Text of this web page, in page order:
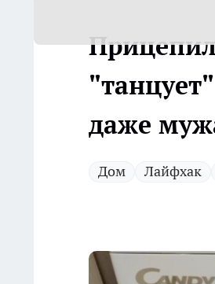
даже
Дом Лайфхак